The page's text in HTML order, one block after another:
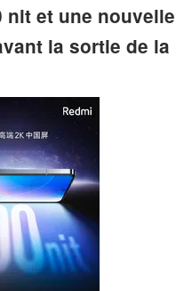
nit et une nouvelle
la sortie de la